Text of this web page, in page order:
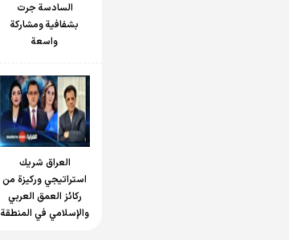
السادسة جرت
بشفافية ومشاركة
واسعة
العراق شريك
استراتيجي وركيزة من
ركائز العمق العربي
والإسلامي في المنطقة